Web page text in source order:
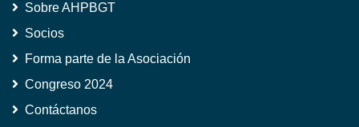
Sobre AHPBGT
Socios
Forma parte de la Asociación
Congreso 2024
Contáctanos